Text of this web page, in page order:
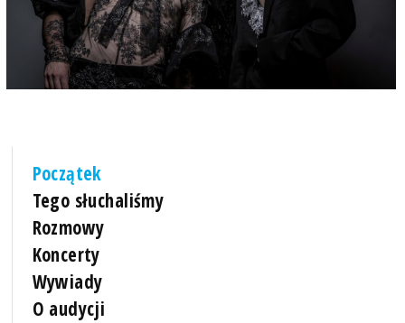
Początek
Tego słuchaliśmy
Rozmowy
Koncerty
Wywiady
O audycji